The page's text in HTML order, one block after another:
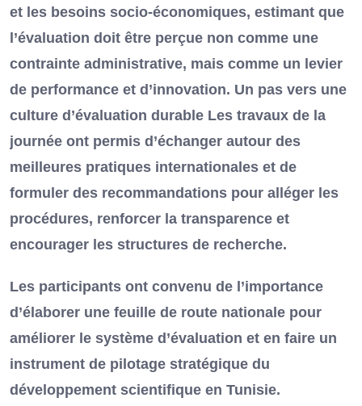
et les besoins socio-économiques, estimant que
l’évaluation doit être perçue non comme une
contrainte administrative, mais comme un levier
de performance et d’innovation. Un pas vers une
culture d’évaluation durable Les travaux de la
journée ont permis d’échanger autour des
meilleures pratiques internationales et de
formuler des recommandations pour alléger les
procédures, renforcer la transparence et
encourager les structures de recherche.
Les participants ont convenu de l’importance
d’élaborer une feuille de route nationale pour
améliorer le système d’évaluation et en faire un
instrument de pilotage stratégique du
développement scientifique en Tunisie.